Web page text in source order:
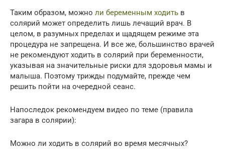
Таким образом, можно ли беременным ходить в
солярий может определить лишь лечащий врач. В
целом, в разумных пределах и щадящем режиме эта
процедура не запрещена. И все же, большинство врачей
не рекомендуют ходить в солярий при беременности,
указывая на значительные риски для здоровья мамы и
малыша. Поэтому трижды подумайте, прежде чем
решить пойти на очередной сеанс.
Напоследок рекомендуем видео по теме (правила
загара в солярии):
Можно ли ходить в солярий во время месячных?